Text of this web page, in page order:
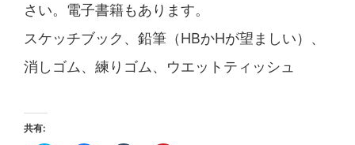
さい。電子書籍もあります。
スケッチブック、鉛筆（HBかHが望ましい）、
消しゴム、練りゴム、ウエットティッシュ
共有: